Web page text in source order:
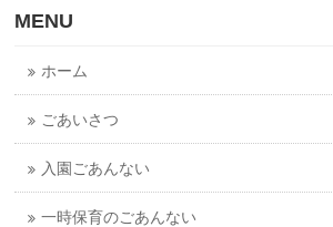
MENU
ホーム
ごあいさつ
入園ごあんない
一時保育のごあんない